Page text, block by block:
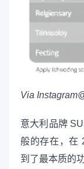
Via
意大利品牌
般的存在，在
到了最本质的